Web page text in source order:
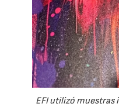
EFI utilizó muestras